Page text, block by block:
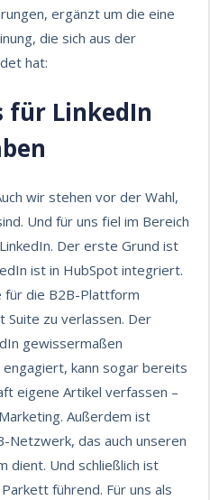
ergänzt um die eine
die sich aus der
hat:
für LinkedIn
wir stehen vor der Wahl,
Und für uns fiel im Bereich
Der erste Grund ist
ist in HubSpot integriert.
für die B2B-Plattform
Suite zu verlassen. Der
gewissermaßen
kann sogar bereits
eigene Artikel verfassen –
. Außerdem ist
Netzwerk, das auch unseren
dient. Und schließlich ist
führend. Für uns als